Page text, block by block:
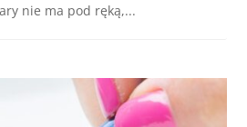
nie ma pod ręką,...